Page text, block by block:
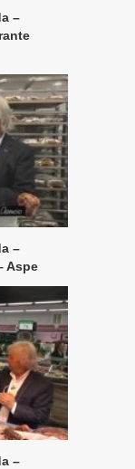
–
–
Aspe
–